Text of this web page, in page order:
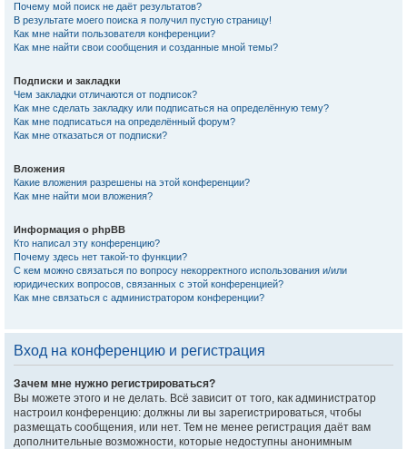
Почему мой поиск не даёт результатов?
В результате моего поиска я получил пустую страницу!
Как мне найти пользователя конференции?
Как мне найти свои сообщения и созданные мной темы?
Подписки и закладки
Чем закладки отличаются от подписок?
Как мне сделать закладку или подписаться на определённую тему?
Как мне подписаться на определённый форум?
Как мне отказаться от подписки?
Вложения
Какие вложения разрешены на этой конференции?
Как мне найти мои вложения?
Информация о phpBB
Кто написал эту конференцию?
Почему здесь нет такой-то функции?
С кем можно связаться по вопросу некорректного использования и/или
юридических вопросов, связанных с этой конференцией?
Как мне связаться с администратором конференции?
Вход на конференцию и регистрация
Зачем мне нужно регистрироваться?
Вы можете этого и не делать. Всё зависит от того, как администратор
настроил конференцию: должны ли вы зарегистрироваться, чтобы
размещать сообщения, или нет. Тем не менее регистрация даёт вам
дополнительные возможности, которые недоступны анонимным